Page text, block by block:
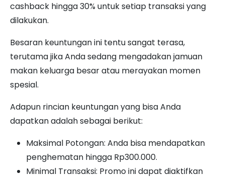
cashback hingga 30% untuk setiap transaksi yang
dilakukan.
Besaran keuntungan ini tentu sangat terasa,
terutama jika Anda sedang mengadakan jamuan
makan keluarga besar atau merayakan momen
spesial.
Adapun rincian keuntungan yang bisa Anda
dapatkan adalah sebagai berikut:
Maksimal Potongan: Anda bisa mendapatkan
penghematan hingga Rp300.000.
Minimal Transaksi: Promo ini dapat diaktifkan